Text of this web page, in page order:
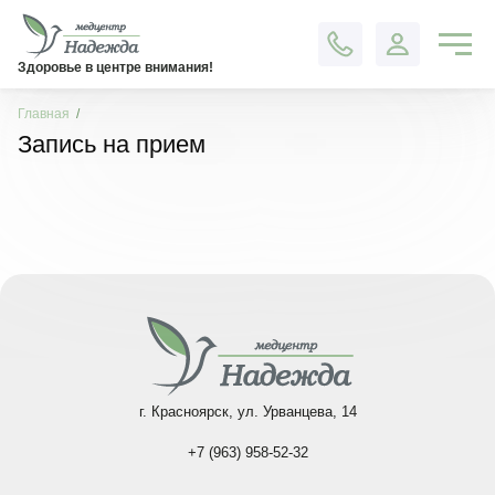
Здоровье в центре внимания!
Контакты
Главная
Запись на прием
г. Красноярск, ул. Урванцева, 14
+7 (963) 958-52-32